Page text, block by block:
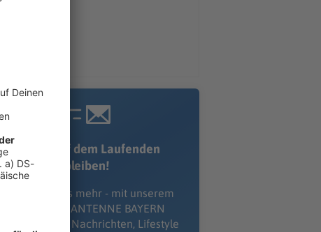
Immer auf dem Laufenden
bleiben!
Verpass' nichts mehr - mit unserem
kostenlosen ANTENNE BAYERN
Newsletter. Ob Nachrichten, Lifestyle